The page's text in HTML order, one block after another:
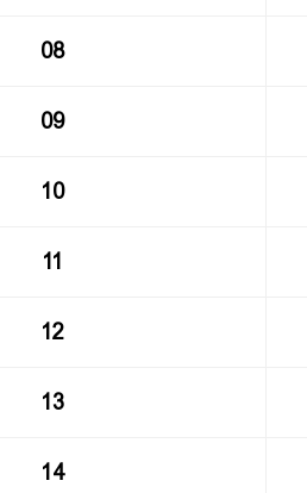
08
09
10
11
12
13
14